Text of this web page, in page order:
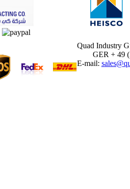
Quad Industry
GER + 49
E-mail: